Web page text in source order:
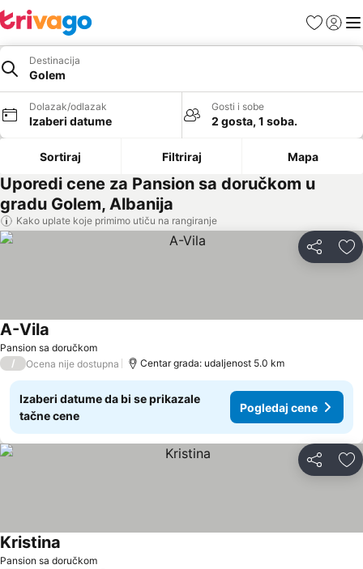
FavoritiPrijavi
Destinacija
Golem
Dolazak/odlazak
Izaberi datume
Gosti i sobe
2 gosta, 1 soba.
Sortiraj Filtriraj Mapa
Uporedi cene za Pansion sa doručkom u
gradu Golem, Albanija
Kako uplate koje primimo utiču na rangiranje
Deli
Pansion sa doručkom
A-Vila
/ Ocena nije dostupna Centar grada: udaljenost 5.0 km
Izaberi datume da bi se prikazale
tačne cene
Pogledaj cene
Deli
Pansion sa doručkom
Kristina